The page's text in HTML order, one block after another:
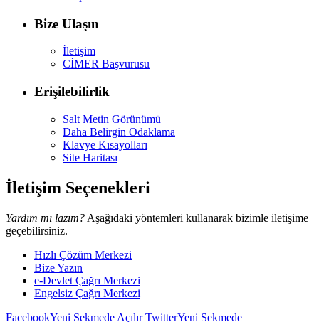
Bize Ulaşın
İletişim
CİMER Başvurusu
Erişilebilirlik
Salt Metin Görünümü
Daha Belirgin Odaklama
Klavye Kısayolları
Site Haritası
İletişim Seçenekleri
Yardım mı lazım? Aşağıdaki yöntemleri kullanarak bizimle iletişime
geçebilirsiniz.
Hızlı Çözüm Merkezi
Bize Yazın
e-Devlet Çağrı Merkezi
Engelsiz Çağrı Merkezi
FacebookYeni Sekmede AçılırTwitterYeni Sekmede